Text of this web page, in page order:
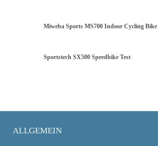
Miweba Sports MS700 Indoor Cycling Bike
Sportstech SX500 Speedbike Test
ALLGEMEIN